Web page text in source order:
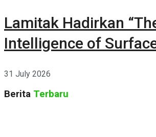
Lamitak Hadirkan
Intelligence of
31 July 2026
Berita Terbaru